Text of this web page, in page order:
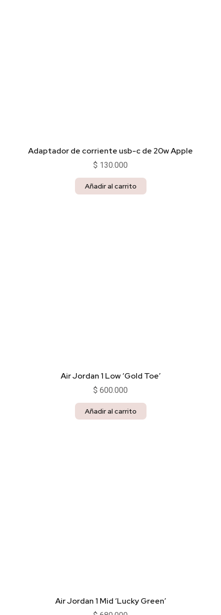
Adaptador de corriente usb-c de 20w Apple
$ 130.000
Añadir al carrito
Air Jordan 1 Low ‘Gold Toe’
$ 600.000
Añadir al carrito
Air Jordan 1 Mid ‘Lucky Green’